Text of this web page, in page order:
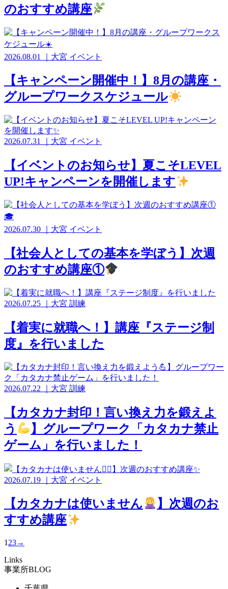
のおすすめ講座
2026.08.01 大宮 イベント
【キャンペーン開催中！】8月の講座・
グループワークスケジュール
2026.07.31 大宮 イベント
【イベントのお知らせ】夏こそLEVEL
UP!キャンペーンを開催します
2026.07.30 大宮 イベント
【社会人としての基本を学ぼう】次週
のおすすめ講座①
2026.07.25 大宮 訓練
【着実に就職へ！】講座『ステージ制
度』を行いました
2026.07.22 大宮 訓練
【カタカナ封印！言い換え力を鍛えよ
う
】グループワーク「カタカナ禁止
ゲーム」を行いました！
2026.07.19 大宮 イベント
【カタカナは使いません
】次週のお
すすめ講座
1 23→
Links
事業所BLOG